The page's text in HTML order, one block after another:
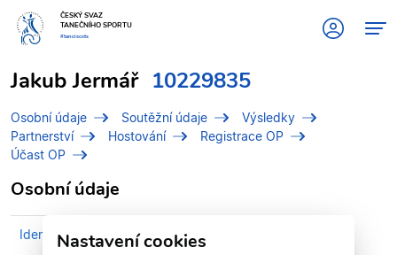
ČESKÝ SVAZ
TANEČNÍHO SPORTU
#tanciscsts
Jakub Jermář 10229835
Osobní údaje Soutěžní údaje
Výsledky
Partnerství
Hostování
Registrace OP
Účast OP
Osobní údaje
Identifikační číslo (IDT)
Nastavení cookies